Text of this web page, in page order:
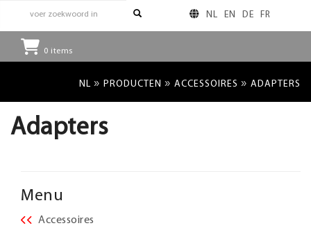
NL EN DE FR
0 items
NL » PRODUCTEN » ACCESSOIRES » ADAPTERS
Adapters
Menu
Accessoires